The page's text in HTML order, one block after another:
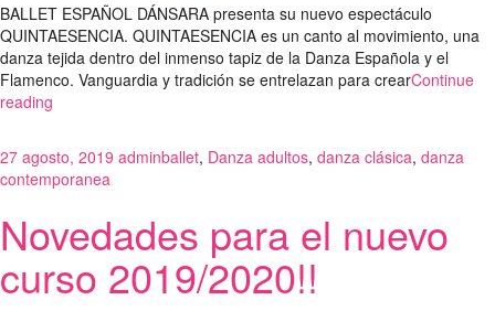
BALLET ESPAÑOL DÁNSARA presenta su nuevo espectáculo
QUINTAESENCIA. QUINTAESENCIA es un canto al movimiento, una
danza tejida dentro del inmenso tapiz de la Danza Española y el
Flamenco. Vanguardia y tradición se entrelazan para crearContinue
reading
27 agosto, 2019 adminballet, Danza adultos, danza clásica, danza
contemporanea
Novedades para el nuevo
curso 2019/2020!!